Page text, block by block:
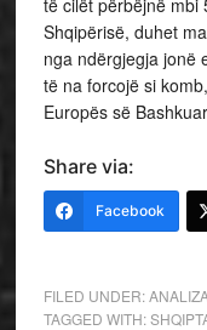
të cilët përbëjnë mbi
Shqipërisë, duhet
nga ndërgjegja jonë
të na forcojë si
Europës së
Share via:
Facebook
FILED UNDER:
TAGGED WITH: